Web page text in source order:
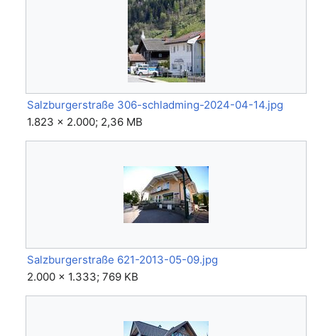
Salzburgerstraße 306-schladming-2024-04-14.jpg
1.823 × 2.000; 2,36 MB
Salzburgerstraße 621-2013-05-09.jpg
2.000 × 1.333; 769 KB